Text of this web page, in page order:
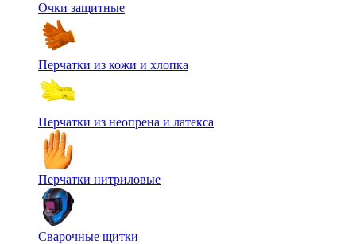
Очки защитные
Перчатки из кожи и хлопка
Перчатки из неопрена и латекса
Перчатки нитриловые
Сварочные щитки